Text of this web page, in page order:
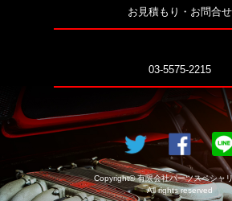
お見積もり・お問合せ
03-5575-2215
Copyright© 有限会社パーツスペシャ
All rights reserved